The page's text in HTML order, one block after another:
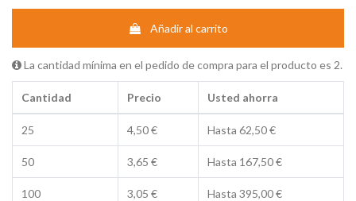
Añadir al carrito
La cantidad mínima en el pedido de compra para el producto es 2.
Cantidad Precio Usted ahorra
25 4,50 € Hasta 62,50 €
50 3,65 € Hasta 167,50 €
100 3,05 € Hasta 395,00 €